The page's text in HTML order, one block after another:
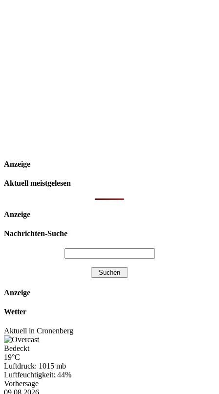
Anzeige
Aktuell meistgelesen
Anzeige
Nachrichten-Suche
Anzeige
Wetter
Aktuell in Cronenberg
Bedeckt
19°C
Luftdruck: 1015 mb
Luftfeuchtigkeit: 44%
Vorhersage